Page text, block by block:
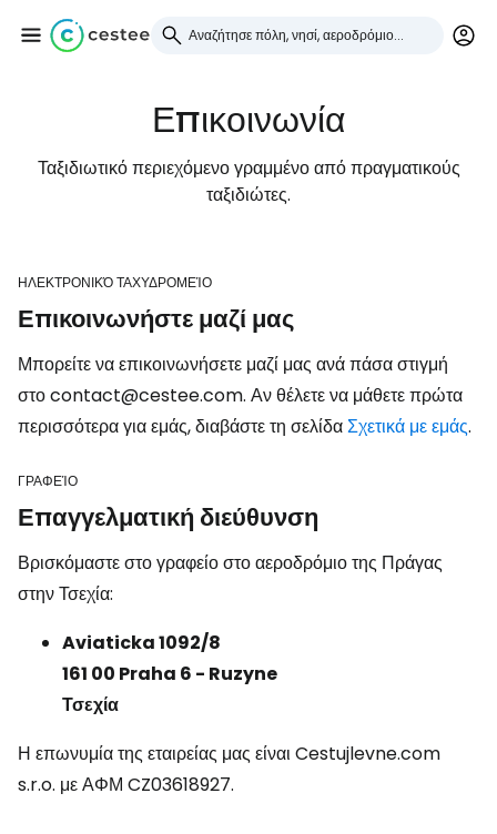
Επικοινωνία
Ταξιδιωτικό περιεχόμενο γραμμένο από πραγματικούς
ταξιδιώτες.
ΗΛΕΚΤΡΟΝΙΚΌ ΤΑΧΥΔΡΟΜΕΊΟ
Επικοινωνήστε μαζί μας
Μπορείτε να επικοινωνήσετε μαζί μας ανά πάσα στιγμή
στο contact@cestee.com. Αν θέλετε να μάθετε πρώτα
περισσότερα για εμάς, διαβάστε τη σελίδαΣχετικά με εμάς.
ΓΡΑΦΕΊΟ
Επαγγελματική διεύθυνση
Βρισκόμαστε στο γραφείο στο αεροδρόμιο της Πράγας
στην Τσεχία:
Aviaticka 1092/8
161 00 Praha 6 - Ruzyne
Τσεχία
Η επωνυμία της εταιρείας μας είναι Cestujlevne.com
s.r.o. με ΑΦΜ CZ03618927.
Συνδεθείτε στο Cestee
... η παγκόσμια ταξιδιωτική κοινότητα
Συνεχίστε με το Facebook
Συνεχίστε με email